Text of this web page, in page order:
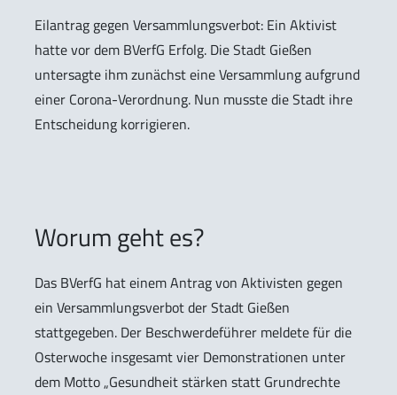
Eilantrag gegen Versammlungsverbot: Ein Aktivist
hatte vor dem BVerfG Erfolg. Die Stadt Gießen
untersagte ihm zunächst eine Versammlung aufgrund
einer Corona-Verordnung. Nun musste die Stadt ihre
Entscheidung korrigieren.
Worum geht es?
Das BVerfG hat einem Antrag von Aktivisten gegen
ein Versammlungsverbot der Stadt Gießen
stattgegeben. Der Beschwerdeführer meldete für die
Osterwoche insgesamt vier Demonstrationen unter
dem Motto „Gesundheit stärken statt Grundrechte